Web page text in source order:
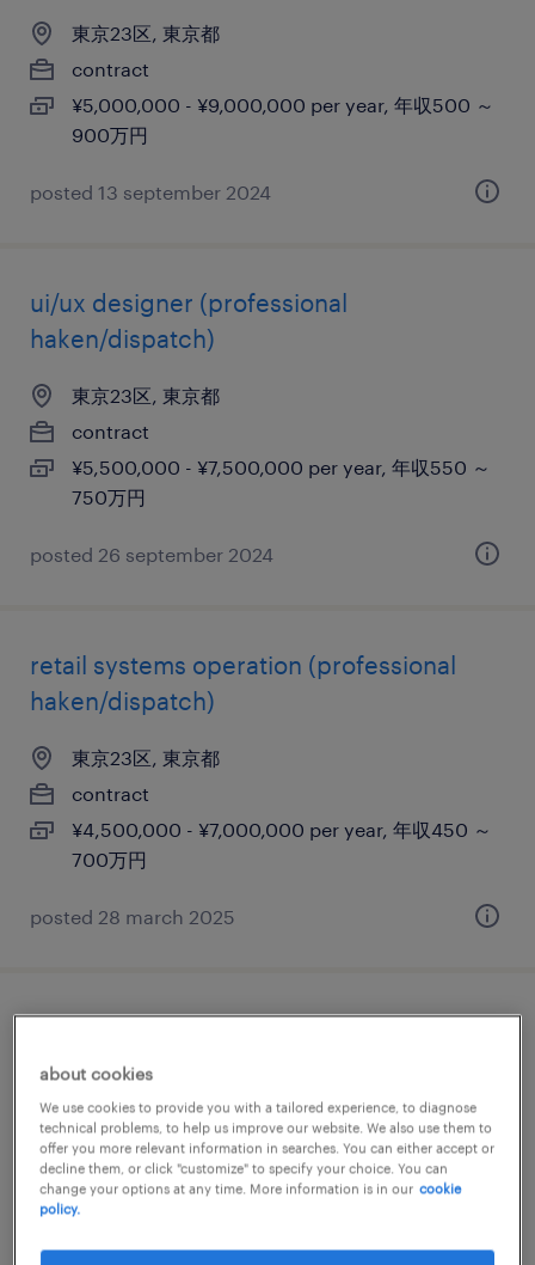
東京23区, 東京都
contract
¥5,000,000 - ¥9,000,000 per year, 年収500 ～
900万円
posted 13 september 2024
ui/ux designer (professional
haken/dispatch)
東京23区, 東京都
contract
¥5,500,000 - ¥7,500,000 per year, 年収550 ～
750万円
posted 26 september 2024
retail systems operation (professional
haken/dispatch)
東京23区, 東京都
contract
¥4,500,000 - ¥7,000,000 per year, 年収450 ～
700万円
posted 28 march 2025
english only ok! it infrastructure project
manager (professional haken/dispatch)
東京23区, 東京都
contract
¥4,500,000 - ¥6,300,000 per year, 年収450 ～
630万円
about cookies
We use cookies to provide you with a tailored experience, to diagnose
technical problems, to help us improve our website. We also use them to
offer you more relevant information in searches. You can either accept or
decline them, or click "customize" to specify your choice. You can
change your options at any time. More information is in our cookie
policy.